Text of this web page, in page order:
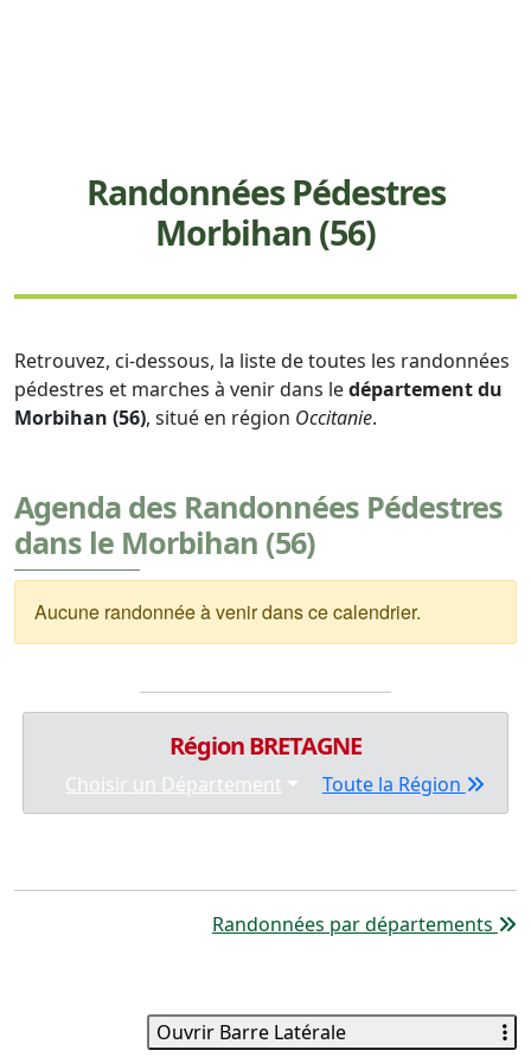
Randonnées Pédestres
Morbihan (56)
Retrouvez, ci-dessous, la liste de toutes les randonnées
pédestres et marches à venir dans ledépartement du
Morbihan (56), situé en région Occitanie.
Agenda des Randonnées Pédestres
dans le Morbihan (56)
Aucune randonnée à venir dans ce calendrier.
Région BRETAGNE
Choisir un Département Toute la Région
Randonnées par départements
Ouvrir Barre Latérale